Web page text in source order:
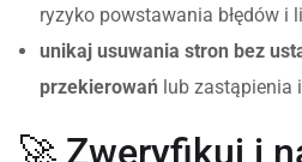
ryzyko powstawania błędów i
unikaj usuwania stron bez
przekierowań lub zastąpienia
🚀 Zweryfikuj i